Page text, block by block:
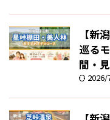
【新
巡る
間・